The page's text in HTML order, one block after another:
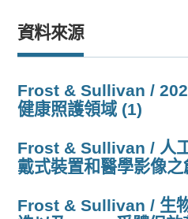
資料來源
Frost & Sullivan /
健康照護領域 (1)
Frost & Sullivan / 人
戴式裝置和醫學影像
Frost & Sullivan / 生